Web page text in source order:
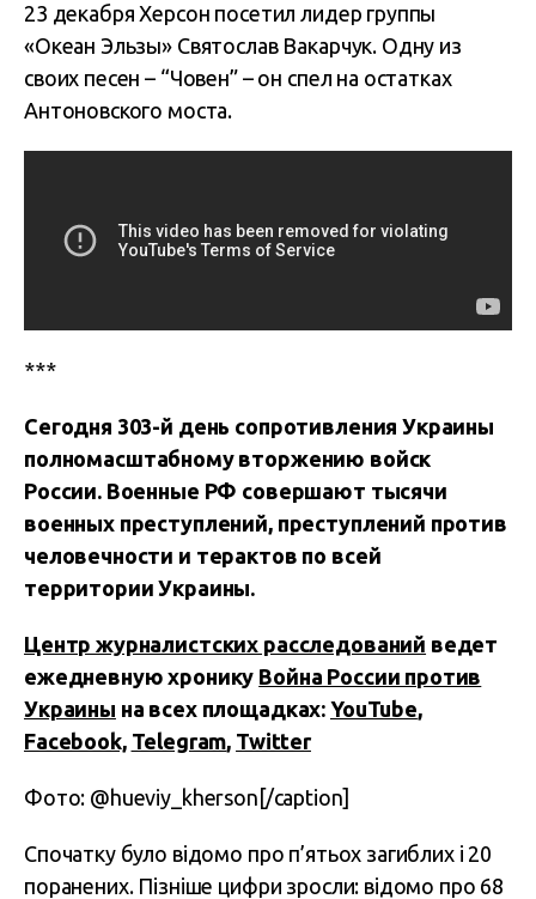
23 декабря Херсон посетил лидер группы
«Океан Эльзы» Святослав Вакарчук. Одну из
своих песен – “Човен” – он спел на остатках
Антоновского моста.
***
Сегодня 303-й день сопротивления Украины
полномасштабному вторжению войск
России. Военные РФ совершают тысячи
военных преступлений, преступлений против
человечности и терактов по всей
территории Украины.
Центр журналистских расследований ведет
ежедневную хронику Война России против
Украины на всех площадках: YouTube,
Facebook, Telegram, Twitter
Фото: @hueviy_kherson[/caption]
Спочатку було відомо про п’ятьох загиблих і 20
поранених. Пізніше цифри зросли: відомо про 68